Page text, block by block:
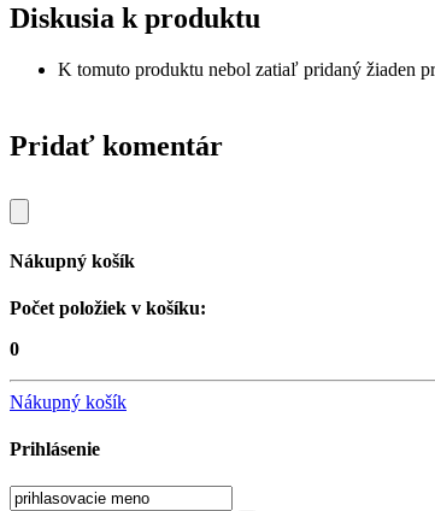
Diskusia k produktu
K tomuto produktu nebol zatiaľ pridaný žiaden
Pridať komentár
Nákupný košík
Počet položiek v košíku:
0
Nákupný košík
Prihlásenie